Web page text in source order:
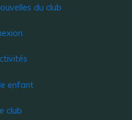
du club
enfant
club